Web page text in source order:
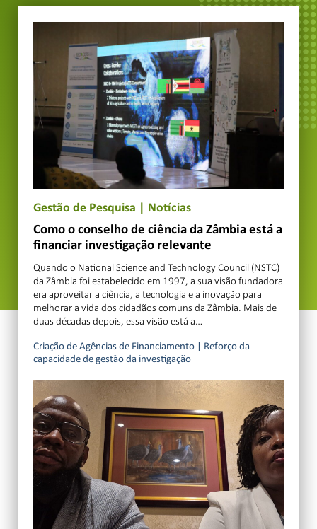
Gestão de Pesquisa
Notícias
Como o conselho de ciência da Zâmbia está a
financiar investigação relevante
Quando o National Science and Technology Council (NSTC)
da Zâmbia foi estabelecido em 1997, a sua visão fundadora
era aproveitar a ciência, a tecnologia e a inovação para
melhorar a vida dos cidadãos comuns da Zâmbia. Mais de
duas décadas depois, essa visão está a…
Criação de Agências de Financiamento
Reforço da
capacidade de gestão da investigação